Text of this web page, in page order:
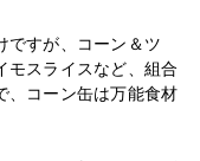
ですが、コーン＆ツ
モスライスなど、組合
、コーン缶は万能食材